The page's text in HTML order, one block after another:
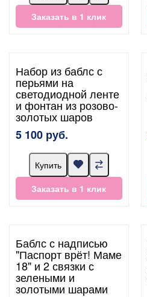
Заказать в 1 клик
Набор из баблс с
перьями на
светодиодной ленте
и фонтан из розово-
золотых шаров
5 100 руб.
Купить
Заказать в 1 клик
Баблс с надписью
"Паспорт врёт! Маме
18" и 2 связки с
зелеными и
золотыми шарами